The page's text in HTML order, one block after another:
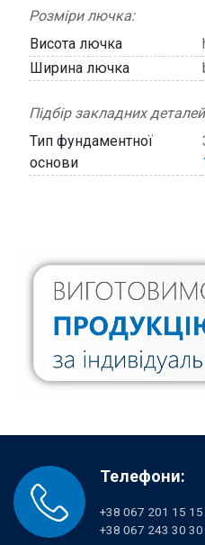
Розміри лючка:
Висота лючка
Ширина лючка
Підбір закладних
Тип фундаментної
основи
Телефони:
+38 067 201 15 15
+38 067 243 30 30